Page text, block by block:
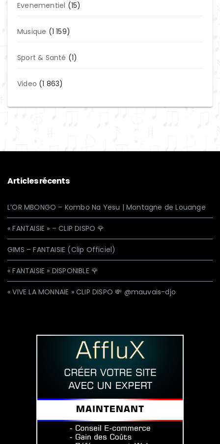
Evenementiel (15)
Musique (1 159)
Sport & Santé (1)
Video (1 863)
Articles récents
L’OR MBONGO – Kombo Na Yesu | Montagne de Louange
« FANTAISIE » – CLIP DISPO 🌹
GIMS – FANTAISIE (Clip Officiel)
« FANTAISIE » DISPONIBLE 🌹
« VIVE LA MONNAIE » CLIP DISPO 💸 @mauvais-djo